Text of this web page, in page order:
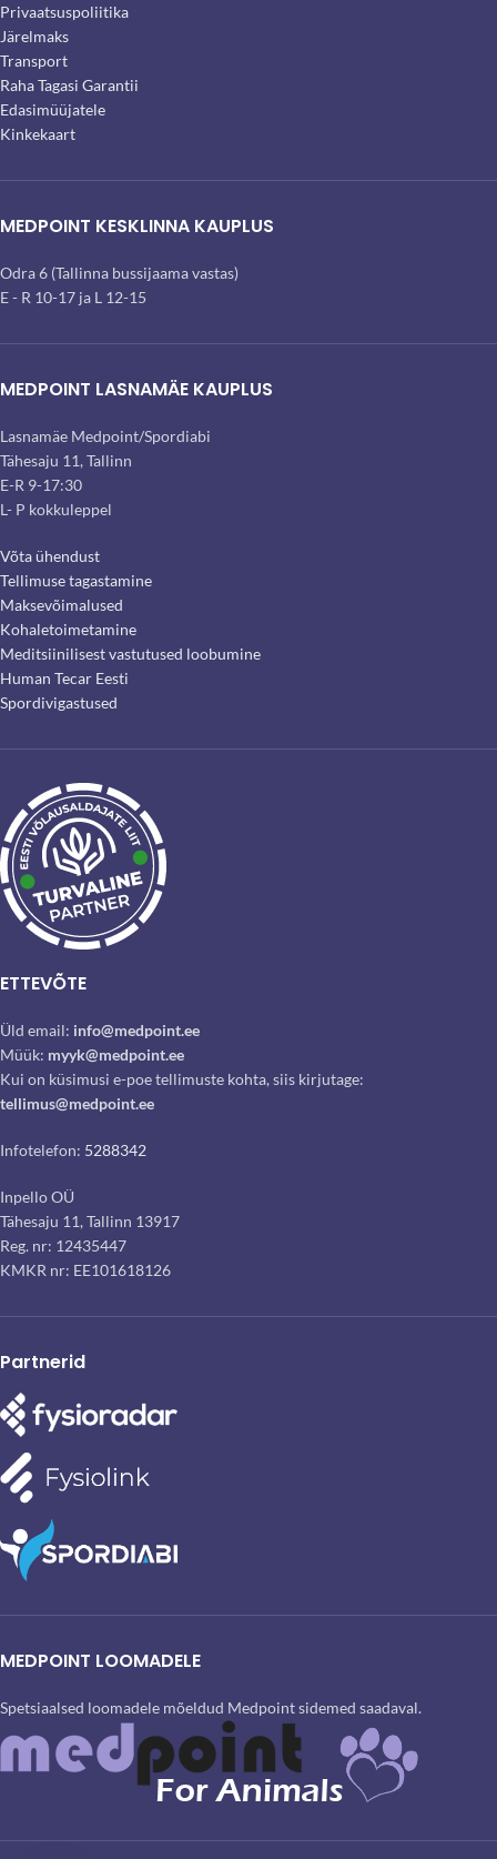
Privaatsuspoliitika
Järelmaks
Transport
Raha Tagasi Garantii
Edasimüüjatele
Kinkekaart
MEDPOINT KESKLINNA KAUPLUS
Odra 6 (Tallinna bussijaama vastas)
E - R 10-17 ja L 12-15
MEDPOINT LASNAMÄE KAUPLUS
Lasnamäe Medpoint/Spordiabi
Tähesaju 11, Tallinn
E-R 9-17:30
L- P kokkuleppel
Võta ühendust
Tellimuse tagastamine
Maksevõimalused
Kohaletoimetamine
Meditsiinilisest vastutused loobumine
Human Tecar Eesti
Spordivigastused
ETTEVÕTE
Üld email: info@medpoint.ee
Müük: myyk@medpoint.ee
Kui on küsimusi e-poe tellimuste kohta, siis kirjutage:
tellimus@medpoint.ee
Infotelefon: 5288342
Inpello OÜ
Tähesaju 11, Tallinn 13917
Reg. nr: 12435447
KMKR nr: EE101618126
Partnerid
MEDPOINT LOOMADELE
Spetsiaalsed loomadele mõeldud Medpoint sidemed saadaval.